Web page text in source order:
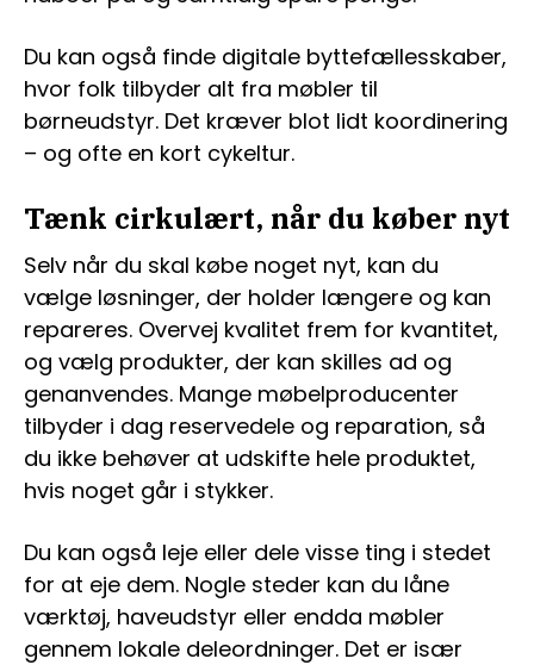
Du kan også finde digitale byttefællesskaber,
hvor folk tilbyder alt fra møbler til
børneudstyr. Det kræver blot lidt koordinering
– og ofte en kort cykeltur.
Tænk cirkulært, når du køber nyt
Selv når du skal købe noget nyt, kan du
vælge løsninger, der holder længere og kan
repareres. Overvej kvalitet frem for kvantitet,
og vælg produkter, der kan skilles ad og
genanvendes. Mange møbelproducenter
tilbyder i dag reservedele og reparation, så
du ikke behøver at udskifte hele produktet,
hvis noget går i stykker.
Du kan også leje eller dele visse ting i stedet
for at eje dem. Nogle steder kan du låne
værktøj, haveudstyr eller endda møbler
gennem lokale deleordninger. Det er især